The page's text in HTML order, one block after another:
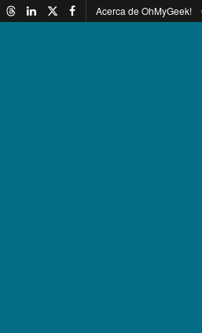
Acerca de OhMyGeek!